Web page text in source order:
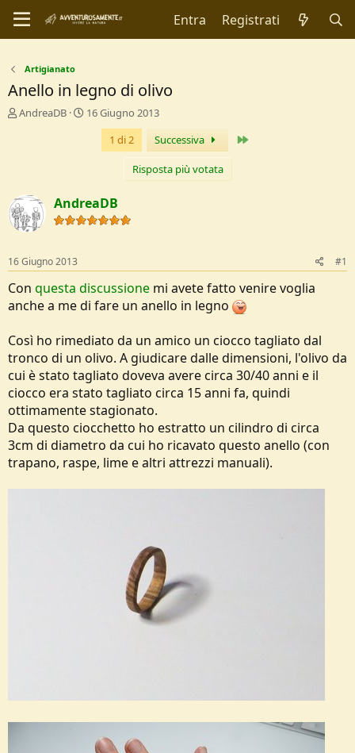
Entra Registrati
Artigianato
Anello in legno di olivo
C
r
e
D
c
u
s
s
o
n
e
AndreaDB
D
I
n
o
16 Giugno 2013
1 di 2
Successiva
Risposta più votata
AndreaDB
16 Giugno 2013 #1
Con questa discussione mi avete fatto venire voglia
anche a me di fare un anello in legno
Così ho rimediato da un amico un ciocco tagliato dal
tronco di un olivo. A giudicare dalle dimensioni, l'olivo da
cui è stato tagliato doveva avere circa 30/40 anni e il
ciocco era stato tagliato circa 15 anni fa, quindi
ottimamente stagionato.
Da questo ciocchetto ho estratto un cilindro di circa
3cm di diametro da cui ho ricavato questo anello (con
trapano, raspe, lime e altri attrezzi manuali).